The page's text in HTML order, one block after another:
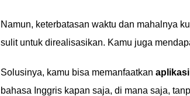
Namun, keterbatasan waktu dan mahalnya
sulit untuk direalisasikan. Kamu juga
Solusinya, kamu bisa memanfaatkan
bahasa Inggris kapan saja, di mana saja,